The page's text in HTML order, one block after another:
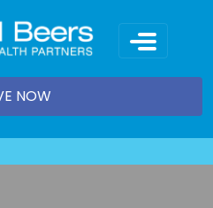
NOW